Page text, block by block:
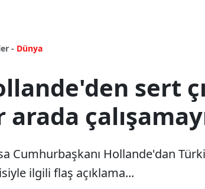
- Dünya
sert
arada
Cumhurbaşkanı Hollande'dan
ilgili flaş açıklama...